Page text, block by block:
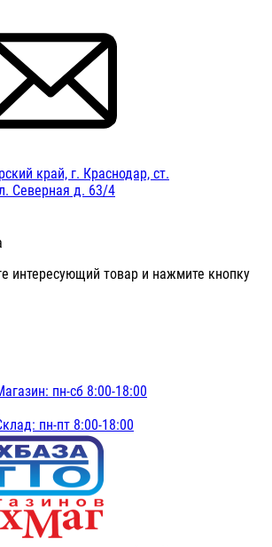
край, г. Краснодар, ст.
Северная д. 63/4
интересующий товар и нажмите кнопку
пн-сб 8:00-18:00
пн-пт 8:00-18:00